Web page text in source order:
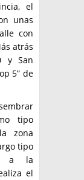
el
unas
con
atrás
y San
5” de
tipo
zona
tipo
a la
el